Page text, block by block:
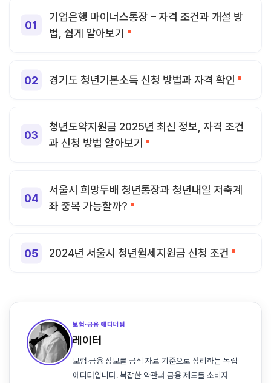
기업은행 마이너스통장 – 자격 조건과 개설 방
법, 쉽게 알아보기
경기도 청년기본소득 신청 방법과 자격 확인
청년도약지원금 2025년 최신 정보, 자격 조건
과 신청 방법 알아보기
서울시 희망두배 청년통장과 청년내일 저축계
좌 중복 가능할까?
2024년 서울시 청년월세지원금 신청 조건
보험·금융 에디터팀
레이터
보험·금융 정보를 공식 자료 기준으로 정리하는 독립
에디터입니다. 복잡한 약관과 금융 제도를 소비자